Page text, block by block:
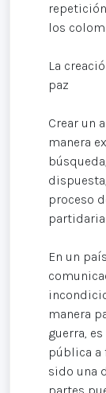
los
La
paz
Crear un
manera
proceso
En un
manera
guerra,
pública a
sido una